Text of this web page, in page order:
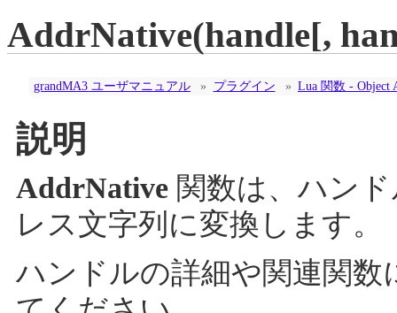
AddrNative(handle[,
grandMA3 ユーザマニュアル » プラグイン » Lua 関数 - Object
説明
AddrNative 関数は、ハン
レス文字列に変換します。
ハンドルの詳細や関連関数